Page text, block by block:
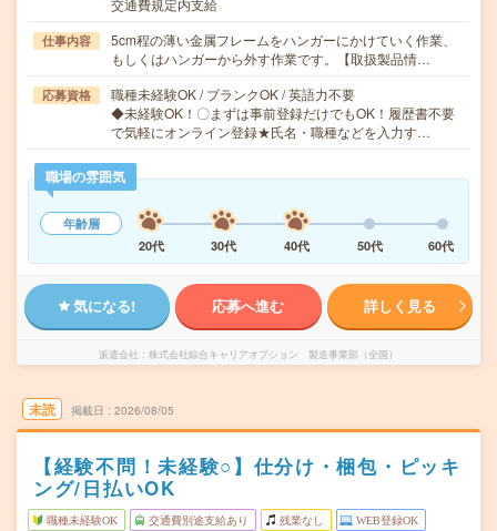
交通費規定内支給
仕事内容
5cm程の薄い金属フレームをハンガーにかけていく作業、
もしくはハンガーから外す作業です。【取扱製品情…
応募資格
職種未経験OK / ブランクOK / 英語力不要
◆未経験OK！〇まずは事前登録だけでもOK！履歴書不要
で気軽にオンライン登録★氏名・職種などを入力す…
職場の雰囲気
年齢層
20代
30代 40代 50代 60代
気になる! 応募へ進む 詳しく見る
派遣会社 株式会社綜合キャリアオプション 製造事業部（全国）
未読 掲載日 2026/08/05
【経験不問！未経験○】仕分け・梱包・ピッキ
ング/日払いOK
職種未経験OK 交通費別途支給あり 残業なし WEB登録OK